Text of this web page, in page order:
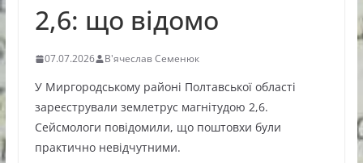
2,6: що відомо
07.07.2026 В'ячеслав Семенюк
У Миргородському районі Полтавської області
зареєстрували землетрус магнітудою 2,6.
Сейсмологи повідомили, що поштовхи були
практично невідчутними.